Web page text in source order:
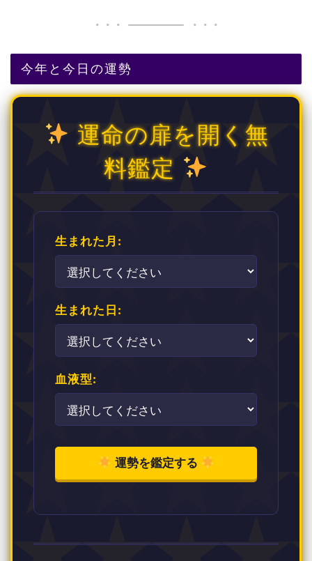
今年と今日の運勢
運命の扉を開く無
料鑑定
生まれた月:
生まれた日:
血液型:
運勢を鑑定する